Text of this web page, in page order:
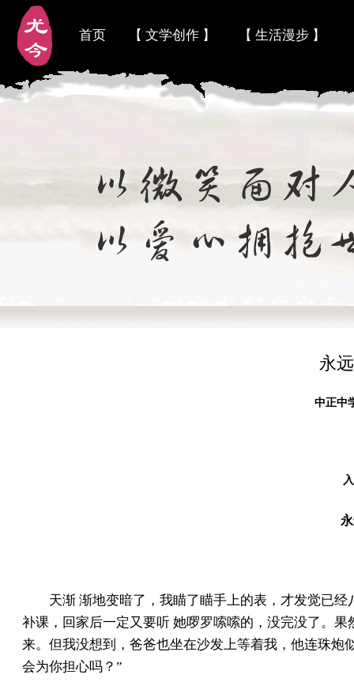
首页 【 文学创作 】 【 生活漫步 】
永
中正中
天渐 渐地变暗了，我瞄了瞄手上的表，才发觉已
补课，回家后一定又要听 她啰罗嗦嗦的，没完没了。
来。但我没想到，爸爸也坐在沙发上等着我，他连珠
会为你担心吗？”